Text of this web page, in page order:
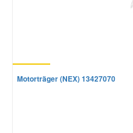
Motorträger (NEX) 13427070